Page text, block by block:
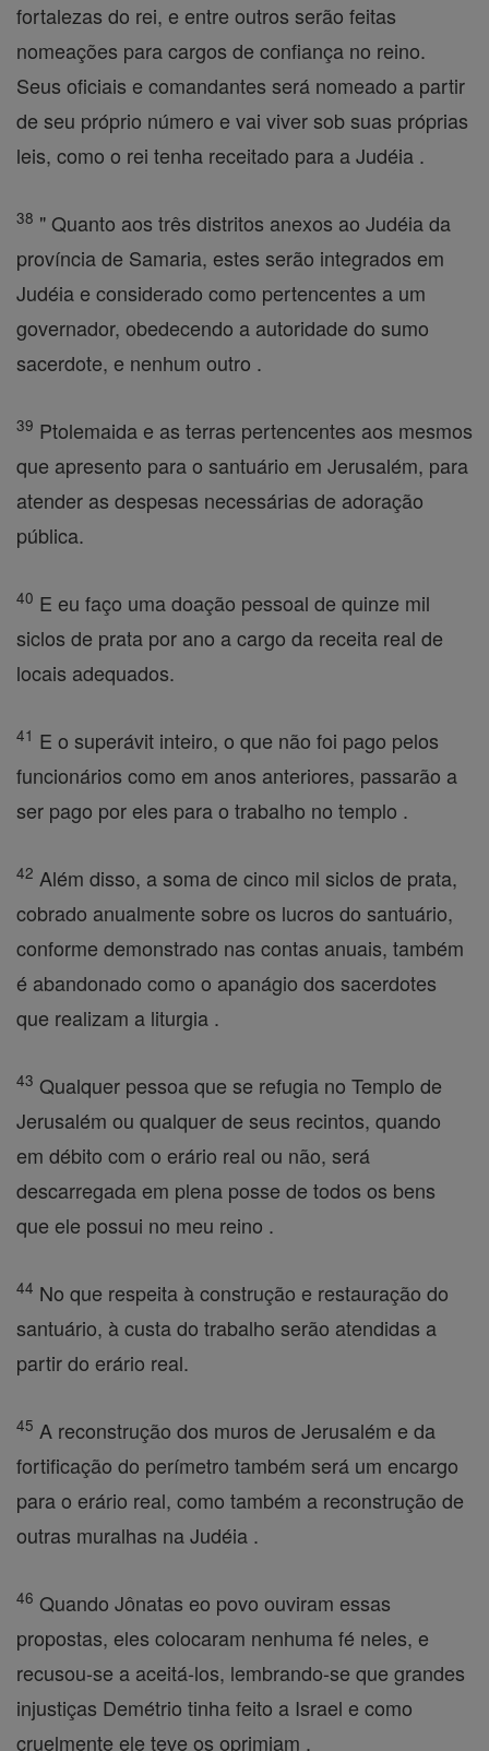
fortalezas do rei, e entre outros serão feitas
nomeações para cargos de confiança no reino.
Seus oficiais e comandantes será nomeado a partir
de seu próprio número e vai viver sob suas próprias
leis, como o rei tenha receitado para a Judéia .
38 " Quanto aos três distritos anexos ao Judéia da
província de Samaria, estes serão integrados em
Judéia e considerado como pertencentes a um
governador, obedecendo a autoridade do sumo
sacerdote, e nenhum outro .
39 Ptolemaida e as terras pertencentes aos mesmos
que apresento para o santuário em Jerusalém, para
atender as despesas necessárias de adoração
pública.
40 E eu faço uma doação pessoal de quinze mil
siclos de prata por ano a cargo da receita real de
locais adequados.
41 E o superávit inteiro, o que não foi pago pelos
funcionários como em anos anteriores, passarão a
ser pago por eles para o trabalho no templo .
42 Além disso, a soma de cinco mil siclos de prata,
cobrado anualmente sobre os lucros do santuário,
conforme demonstrado nas contas anuais, também
é abandonado como o apanágio dos sacerdotes
que realizam a liturgia .
43 Qualquer pessoa que se refugia no Templo de
Jerusalém ou qualquer de seus recintos, quando
em débito com o erário real ou não, será
descarregada em plena posse de todos os bens
que ele possui no meu reino .
44 No que respeita à construção e restauração do
santuário, à custa do trabalho serão atendidas a
partir do erário real.
45 A reconstrução dos muros de Jerusalém e da
fortificação do perímetro também será um encargo
para o erário real, como também a reconstrução de
outras muralhas na Judéia .
46 Quando Jônatas eo povo ouviram essas
propostas, eles colocaram nenhuma fé neles, e
recusou-se a aceitá-los, lembrando-se que grandes
injustiças Demétrio tinha feito a Israel e como
cruelmente ele teve os oprimiam .